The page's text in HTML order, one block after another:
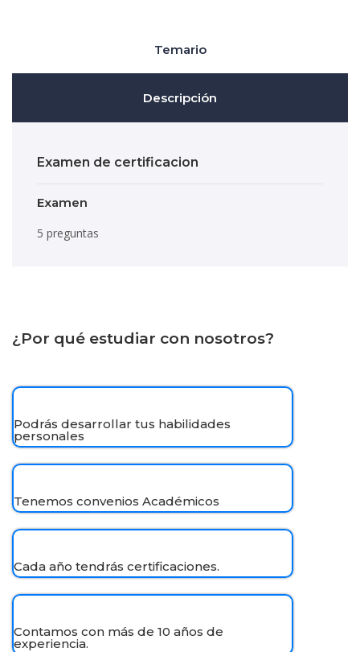
Temario
Descripción
Examen de certificacion
Examen
5 preguntas
¿Por qué estudiar con nosotros?
Podrás desarrollar tus habilidades
personales
Tenemos convenios Académicos
Cada año tendrás certificaciones.
Contamos con más de 10 años de
experiencia.